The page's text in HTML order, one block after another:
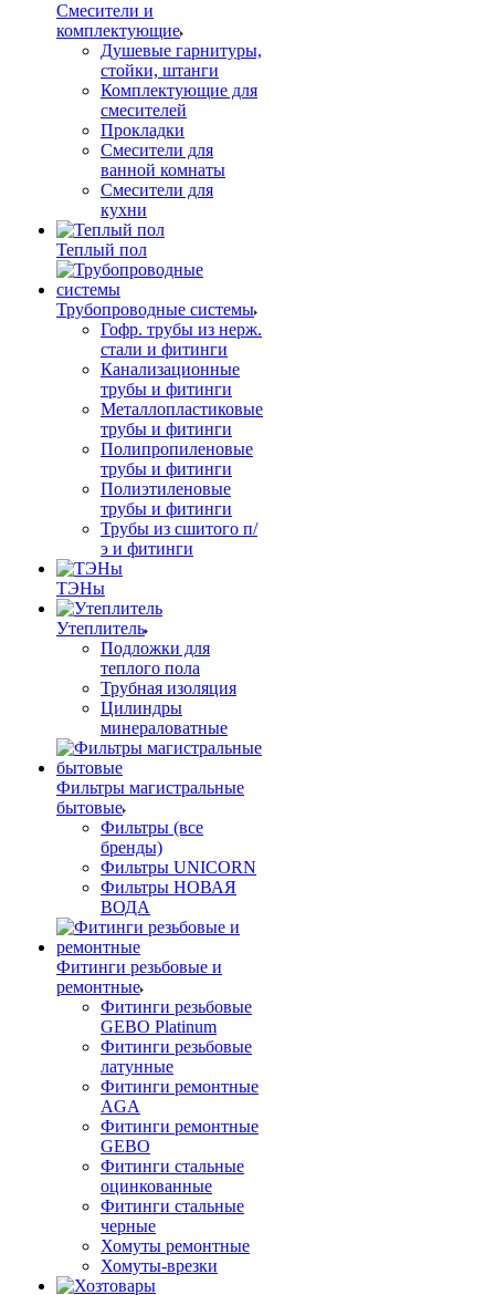
Смесители и
комплектующие
Душевые гарнитуры,
стойки, штанги
Комплектующие для
смесителей
Прокладки
Смесители для
ванной комнаты
Смесители для
кухни
Теплый пол
Трубопроводные системы
Гофр. трубы из нерж.
стали и фитинги
Канализационные
трубы и фитинги
Металлопластиковые
трубы и фитинги
Полипропиленовые
трубы и фитинги
Полиэтиленовые
трубы и фитинги
Трубы из сшитого п/
э и фитинги
ТЭНы
Утеплитель
Подложки для
теплого пола
Трубная изоляция
Цилиндры
минераловатные
Фильтры магистральные
бытовые
Фильтры (все
бренды)
Фильтры UNICORN
Фильтры НОВАЯ
ВОДА
Фитинги резьбовые и
ремонтные
Фитинги резьбовые
GEBO Platinum
Фитинги резьбовые
латунные
Фитинги ремонтные
AGA
Фитинги ремонтные
GEBO
Фитинги стальные
оцинкованные
Фитинги стальные
черные
Хомуты ремонтные
Хомуты-врезки